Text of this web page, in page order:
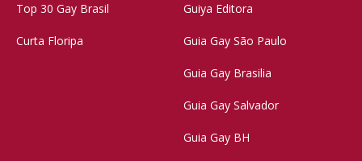
Top 30 Gay Brasil
Curta Floripa
Guiya Editora
Guia Gay São Paulo
Guia Gay Brasilia
Guia Gay Salvador
Guia Gay BH